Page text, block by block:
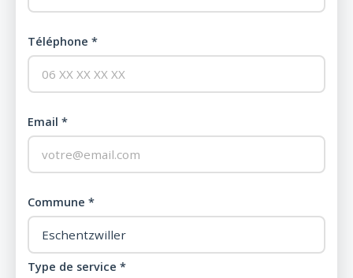
Téléphone *
Email *
Commune *
Type de service *